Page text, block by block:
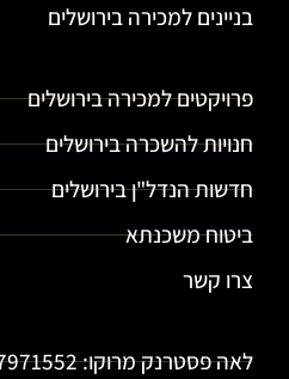
בניינים למכירה בירושלים
פרויקטים למכירה בירושלים
חנויות להשכרה בירושלים
חדשות הנדל"ן בירושלים
ביטוח משכנתא
צרו קשר
לאה פסטרנק מרוקו: 050-7971552